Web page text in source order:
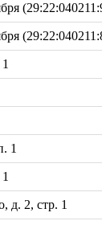
1
д. 2, стр. 1